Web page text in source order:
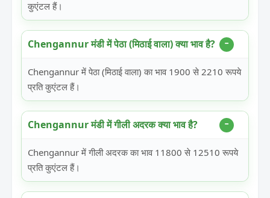
कुएंटल हैं।
Chengannur मंडी में पेठा (मिठाई वाला) क्या भाव है?
Chengannur में पेठा (मिठाई वाला) का भाव 1900 से 2210 रूपये
प्रति कुएंटल हैं।
Chengannur मंडी में गीली अदरक क्या भाव है?
Chengannur में गीली अदरक का भाव 11800 से 12510 रूपये
प्रति कुएंटल हैं।